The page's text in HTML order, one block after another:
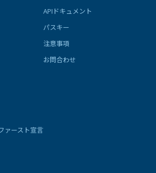
APIドキュメント
パスキー
注意事項
お問合わせ
ァースト宣言